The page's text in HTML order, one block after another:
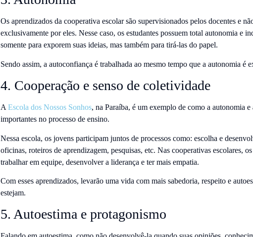
Os aprendizados da cooperativa escolar são supervisionados pelos docentes e
exclusivamente por eles. Nesse caso, os estudantes possuem total autonomia e
somente para exporem suas ideias, mas também para tirá-las do papel.
Sendo assim, a autoconfiança é trabalhada ao mesmo tempo que a autonomia é
4. Cooperação e senso de coletividade
A Escola dos Nossos Sonhos, na Paraíba, é um exemplo de como a autonomia
importantes no processo de ensino.
Nessa escola, os jovens participam juntos de processos como: escolha e
oficinas, roteiros de aprendizagem, pesquisas, etc. Nas cooperativas escolares,
trabalhar em equipe, desenvolver a liderança e ter mais empatia.
Com esses aprendizados, levarão uma vida com mais sabedoria, respeito e
estejam.
5. Autoestima e protagonismo